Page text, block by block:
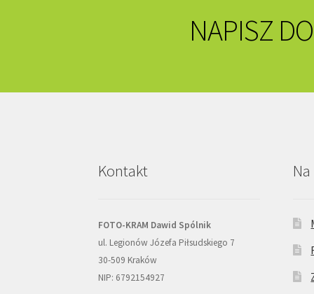
NAPISZ
Kontakt
FOTO-KRAM Dawid Spólnik
ul. Legionów Józefa Piłsudskiego 7
30-509 Kraków
NIP: 6792154927